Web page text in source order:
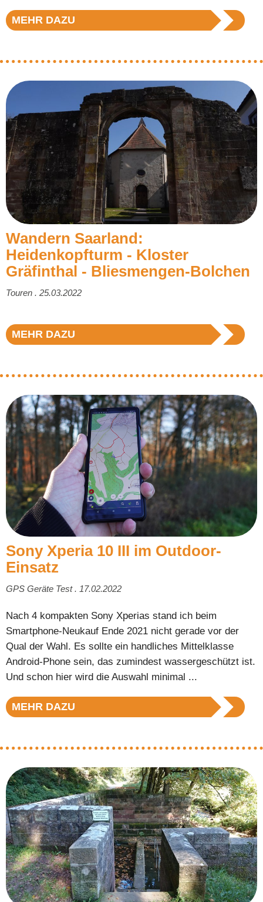
MEHR DAZU
Wandern Saarland:
Heidenkopfturm - Kloster
Gräfinthal - Bliesmengen-Bolchen
Touren . 25.03.2022
MEHR DAZU
Sony Xperia 10 III im Outdoor-
Einsatz
GPS Geräte Test . 17.02.2022
Nach 4 kompakten Sony Xperias stand ich beim
Smartphone-Neukauf Ende 2021 nicht gerade vor der
Qual der Wahl. Es sollte ein handliches Mittelklasse
Android-Phone sein, das zumindest wassergeschützt ist.
Und schon hier wird die Auswahl minimal ...
MEHR DAZU